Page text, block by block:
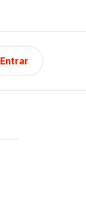
Entrar